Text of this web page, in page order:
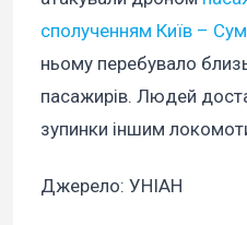
сполученням Київ –
ньому перебувало
пасажирів. Людей
зупинки іншим
Джерело: УНІАН